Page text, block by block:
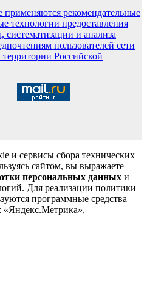
рекомендательные
технологии предоставления
и анализа
пользователей сети
Российской
и сервисы сбора технических
сайтом, вы выражаете
персональных данных и
Для реализации политики
программные средства
«Яндекс.Метрика»,